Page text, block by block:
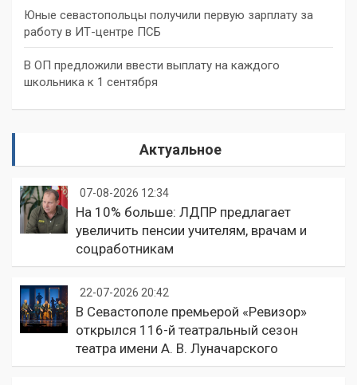
Юные севастопольцы получили первую зарплату за
работу в ИТ-центре ПСБ
В ОП предложили ввести выплату на каждого
школьника к 1 сентября
Актуальное
07-08-2026 12:34
На 10% больше: ЛДПР предлагает
увеличить пенсии учителям, врачам и
соцработникам
22-07-2026 20:42
В Севастополе премьерой «Ревизор»
открылся 116-й театральный сезон
театра имени А. В. Луначарского